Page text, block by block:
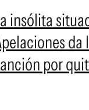
insólita
da
por